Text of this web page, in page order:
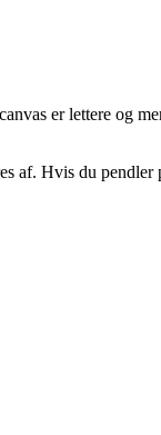
er lettere og
af. Hvis du pendler